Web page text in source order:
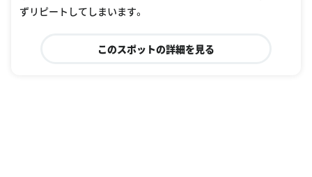
ずリピートしてしまいます。
このスポットの詳細を見る